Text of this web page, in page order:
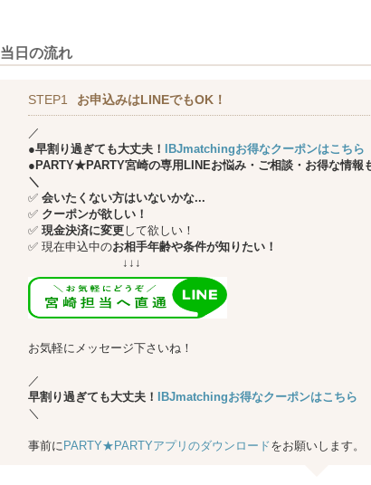
当日の流れ
STEP1 お申込みはLINEでもOK！
／
●早割り過ぎても大丈夫！
IBJmatchingお得なクーポンはこちら
●PARTY★PARTY宮崎の専用LINEお悩み・ご相談・お得な情報
＼
✅ 会いたくない方はいないかな...
✅ クーポンが欲しい！
✅ 現金決済に変更して欲しい！
✅ 現在申込中のお相手年齢や条件が知りたい！
↓↓↓
お気軽にメッセージ下さいね！
／
早割り過ぎても大丈夫！
IBJmatchingお得なクーポンはこちら
＼
事前に PARTY★PARTYアプリのダウンロードをお願いします。